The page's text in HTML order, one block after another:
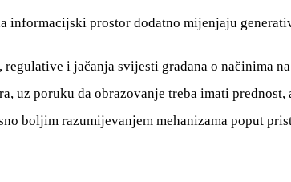
prostor dodatno mijenjaju
i jačanja svijesti građana o načinima
uz poruku da obrazovanje treba imati
boljim razumijevanjem mehanizama poput